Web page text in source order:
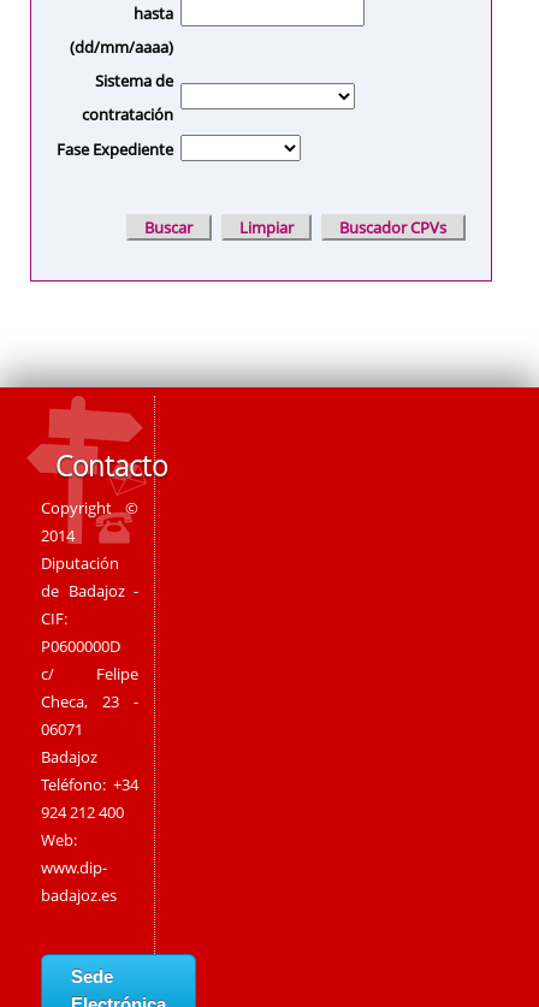
hasta
(dd/mm/aaaa)
Sistema de
contratación
Fase Expediente
Contacto
Copyright ©
2014
Diputación
de Badajoz -
CIF:
P0600000D
c/ Felipe
Checa, 23 -
06071
Badajoz
Teléfono: +34
924 212 400
Web:
www.dip-
badajoz.es
Sede